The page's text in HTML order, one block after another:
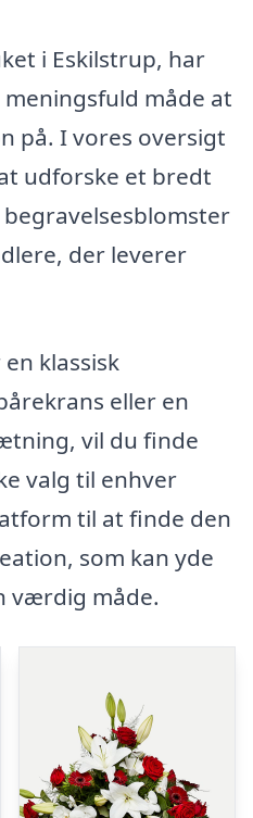
i Eskilstrup, har
måde at
på. I vores oversigt
udforske et bredt
der leverer
klassisk
eller en
vil du finde
valg til enhver
til at finde den
som kan yde
værdig måde.